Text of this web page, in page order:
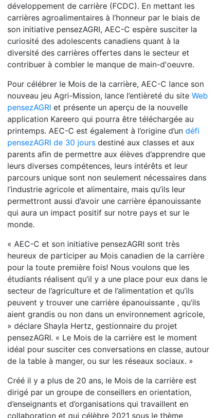
développement de carrière (FCDC). En mettant les
carrières agroalimentaires à l’honneur par le biais de
son initiative pensezAGRI, AEC-C espère susciter la
curiosité des adolescents canadiens quant à la
diversité des carrières offertes dans le secteur et
contribuer à combler le manque de main-d'oeuvre.
Pour célébrer le Mois de la carrière, AEC-C lance son
nouveau jeu Agri-Mission, lance l’entièreté du site Web
pensezAGRI et présente un aperçu de la nouvelle
application Kareero qui pourra être téléchargée au
printemps. AEC-C est également à l’origine d’un défi
pensezAGRI de 30 jours destiné aux classes et aux
parents afin de permettre aux élèves d’apprendre que
leurs diverses compétences, leurs intérêts et leur
parcours unique sont non seulement nécessaires dans
l’industrie agricole et alimentaire, mais qu’ils leur
permettront aussi d’avoir une carrière épanouissante
qui aura un impact positif sur notre pays et sur le
monde.
« AEC-C et son initiative pensezAGRI sont très
heureux de participer au Mois canadien de la carrière
pour la toute première fois! Nous voulons que les
étudiants réalisent qu’il y a une place pour eux dans le
secteur de l’agriculture et de l’alimentation et qu’ils
peuvent y trouver une carrière épanouissante , qu’ils
aient grandis ou non dans un environnement agricole,
» déclare Shayla Hertz, gestionnaire du projet
pensezAGRI. « Le Mois de la carrière est le moment
idéal pour susciter ces conversations en classe, autour
de la table à manger, ou sur les réseaux sociaux. »
Créé il y a plus de 20 ans, le Mois de la carrière est
dirigé par un groupe de conseillers en orientation,
d’enseignants et d’organisations qui travaillent en
collaboration et qui célèbre 2021 sous le thème